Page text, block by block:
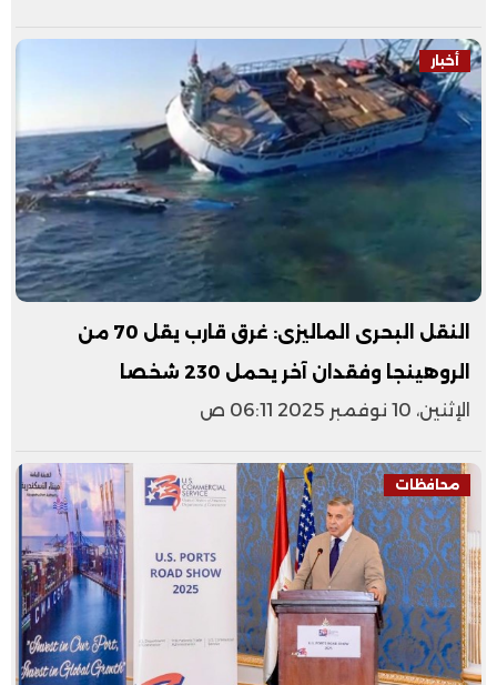
أخبار
النقل البحرى الماليزى: غرق قارب يقل 70 من
الروهينجا وفقدان آخر يحمل 230 شخصا
الإثنين، 10 نوفمبر 2025 06:11 ص
محافظات